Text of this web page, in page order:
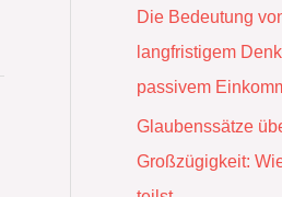
Die Bedeutung
langfristigem
passivem
Glaubenssätze
Großzügigkeit: